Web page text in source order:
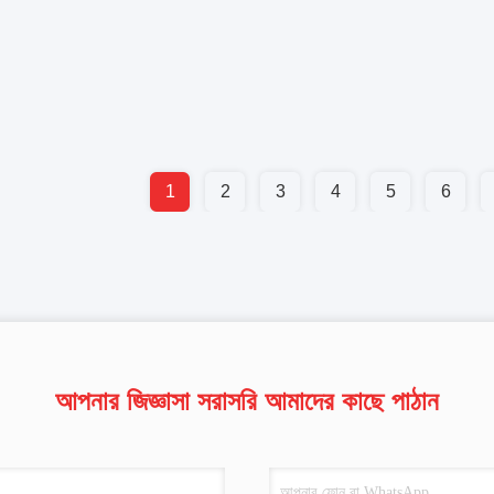
1 2 3 4 5 6
আপনার জিজ্ঞাসা সরাসরি আমাদের কাছে পাঠান